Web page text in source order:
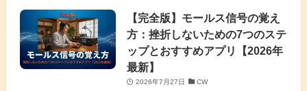
【完全版】モールス信号の覚え
方：挫折しないための7つのステ
ップとおすすめアプリ【2026年
最新】
2026年7月27日 CW